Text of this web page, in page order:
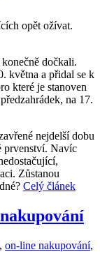
opět ožívat.
dočkali.
května a přidal se k
které je stanoven
na 17.
nejdelší dobu
prvenství. Navíc
Zůstanou
Celý článek
, on-line nakupování,